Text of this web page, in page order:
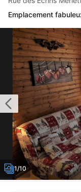
Accès rapides
Emplacement
1/10